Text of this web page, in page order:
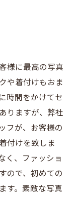
様に最高の写真
や着付けもおま
時間をかけてセ
りますが、弊社
フが、お客様の
付けを致しま
く、ファッショ
ので、初めての
す。素敵な写真